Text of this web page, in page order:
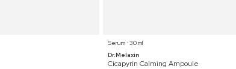
Serum ⋅ 30 ml
Dr.Melaxin
Cicapyrin Calming Ampoule